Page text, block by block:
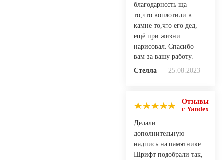
благодарность ща
то,что воплотили в
камне то,что его дед,
ещё при жизни
нарисовал. Спасибо
вам за вашу работу.
Стелла
25.08.2023
Отзывы
с Yandex
Делали
дополнительную
надпись на памятнике.
Шрифт подобрали так,